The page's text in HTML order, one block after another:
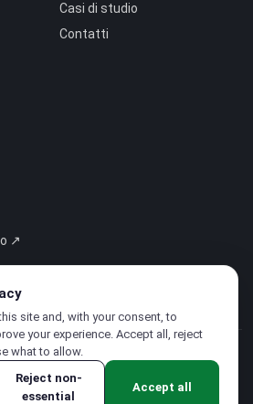
Casi di studio
Contatti
↗
AG.Tutti i diritti riservati
privacy·Termini di servizio
site and, with your consent, to
your experience. Accept all, reject
what to allow.
Reject non-
essential
Accept all